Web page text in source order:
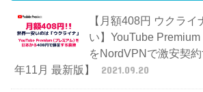
【月額408円 ウクライ
い】YouTube Premium
をNordVPNで激安契
年11月 最新版】
2021.09.20